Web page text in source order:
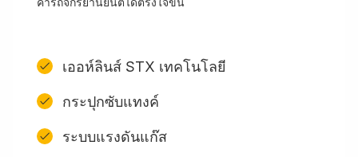
เออห์ลินส์ STX เทคโนโลยี
กระปุกซับแทงค์
ระบบแรงดันแก๊ส